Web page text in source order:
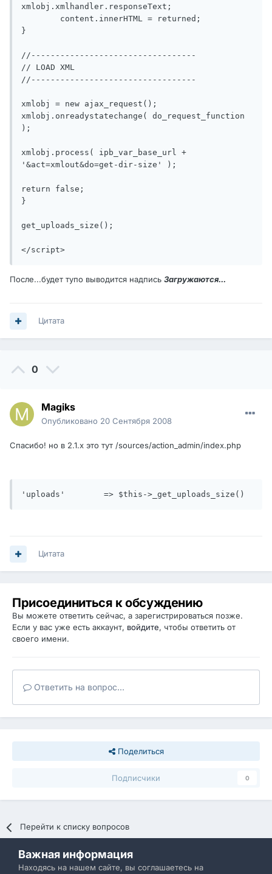
xmlobj.xmlhandler.responseText;
}
//----------------------------------
// LOAD XML
//----------------------------------
xmlobj = new ajax_request();
xmlobj.onreadystatechange( do_request_function
);
xmlobj.process( ipb_var_base_url +
'&act=xmlout&do=get-dir-size' );
return false;
}
get_uploads_size();
</script>
После...будет тупо выводится надпись Загружаются...
Цитата
0
Magiks
Опубликовано 20 Сентября 2008
Спасибо! но в 2.1.х это тут /sources/action_admin/index.php
'uploads'	 => $this->_get_uploads_size()
Цитата
Присоединиться к обсуждению
Вы можете ответить сейчас, а зарегистрироваться позже.
Если у вас уже есть аккаунт, войдите, чтобы ответить от
своего имени.
Ответить на вопрос...
Поделиться
Подписчики 0
Перейти к списку вопросов
Политика конфиденциальности Обратная связь
Важная информация
Находясь на нашем сайте, вы соглашаетесь на